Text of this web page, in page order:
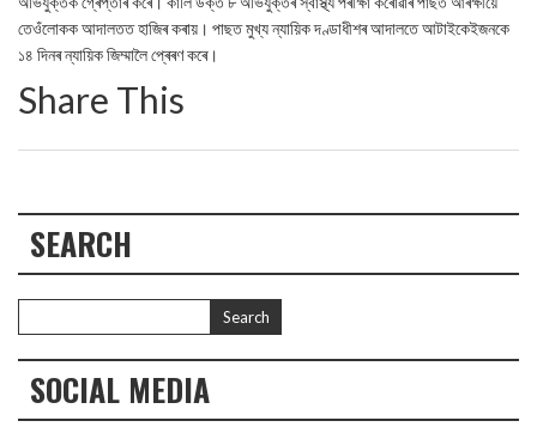
তেওঁলোকক আদালতত হাজিৰ কৰায়। পাছত মুখ্য ন্যায়িক দণ্ডাধীশৰ আদালতে আটাইকেইজনকে
১৪ দিনৰ ন্যায়িক জিম্মালৈ প্ৰেৰণ কৰে।
Share This
SEARCH
SOCIAL MEDIA